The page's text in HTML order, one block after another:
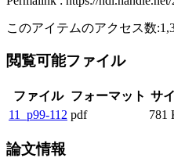
このアイテムのアクセス数:
閲覧可能ファイル
ファイル フォーマット サ
11_p99-112 pdf 781
論文情報